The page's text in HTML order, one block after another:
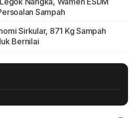
Sampah
Sirkular, 871 Kg Sampah
Bernilai